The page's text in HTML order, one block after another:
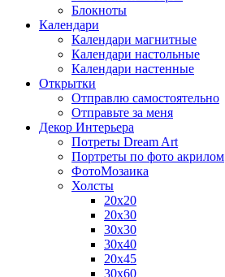
Блокноты
Календари
Календари магнитные
Календари настольные
Календари настенные
Открытки
Отправлю самостоятельно
Отправьте за меня
Декор Интерьера
Потреты Dream Art
Портреты по фото акрилом
ФотоМозаика
Холсты
20х20
20х30
30х30
30х40
20х45
30х60